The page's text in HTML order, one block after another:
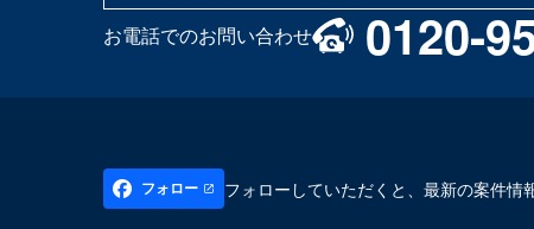
お電話でのお問い合わせ 0120-
フォロー フォローしていただくと、最新の案件情